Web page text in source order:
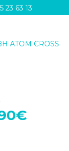
23 63 13
ATOM CROSS